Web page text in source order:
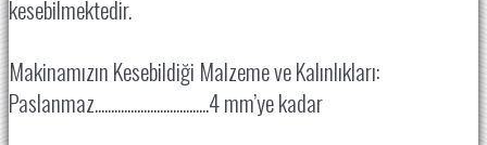
kesebilmektedir.
Makinamızın Kesebildiği Malzeme ve Kalınlıkları:
Paslanmaz...................................4 mm’ye kadar